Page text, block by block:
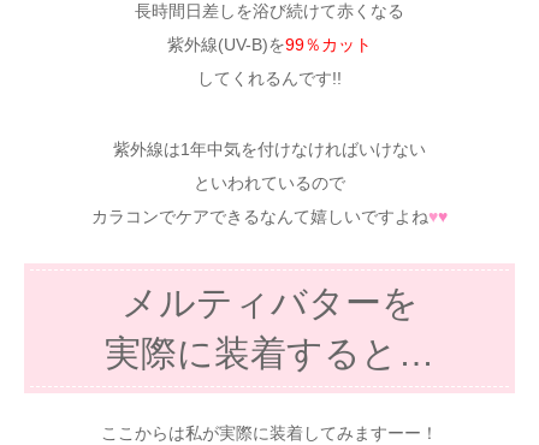
長時間日差しを浴び続けて赤くなる
紫外線(UV-B)を99％カット
してくれるんです!!
紫外線は1年中気を付けなければいけない
といわれているので
カラコンでケアできるなんて嬉しいですよね♥♥
メルティバターを
実際に装着すると…
ここからは私が実際に装着してみますーー！